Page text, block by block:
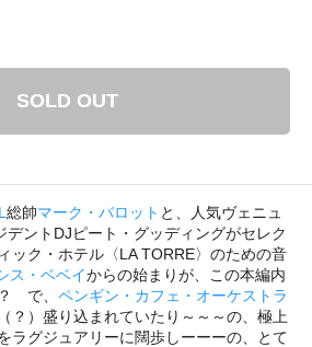
SOLD OUT
総帥マーク・バロット と、人気ヴェニュ
デントDJピート・グッディングがセレク
ック・ホテル〈LA TORRE〉のための音
ス・ベベイからの始まりが、この本編内
で、 ペンギン・カフェ・オーケストラ
？）盛り込まれていたり～～～の、極上
ラグジュアリーに闊歩しーーーの、とて